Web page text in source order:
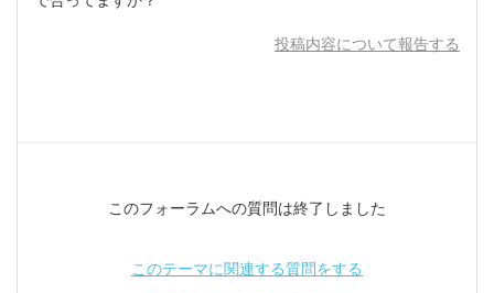
投稿内容について報告する
このフォーラムへの質問は終了しました
このテーマに関連する質問をする